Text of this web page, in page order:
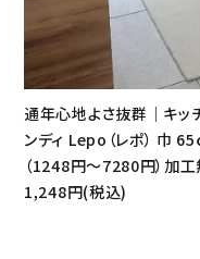
通年心地よさ抜群｜キッ
ンディ Lepo（レポ） 巾
（1248円～7280円）加
1,248円(税込)